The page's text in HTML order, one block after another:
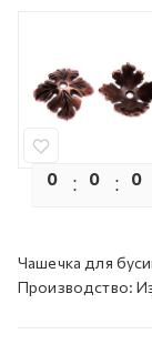
0 0 0
Чашечка для
Производство: